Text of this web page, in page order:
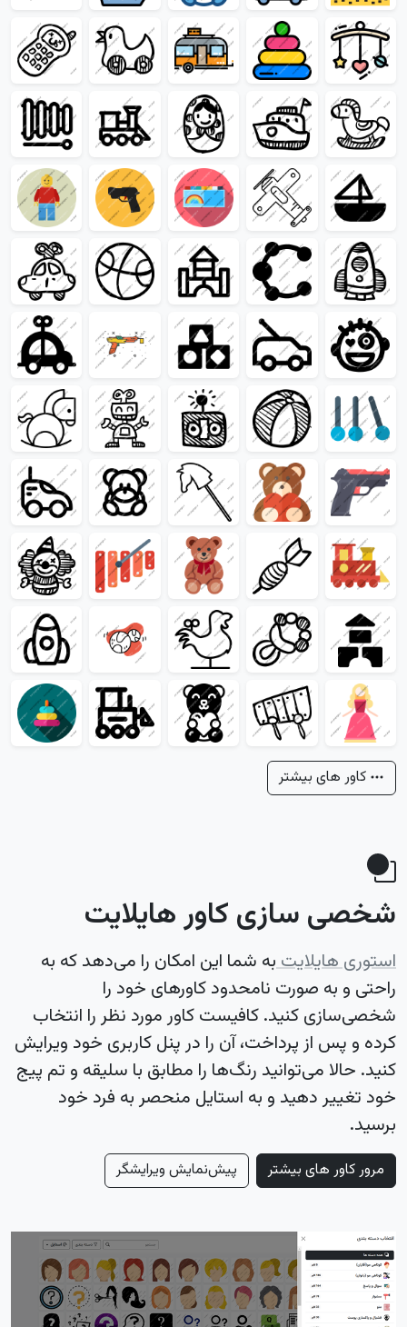
کاور های بیشتر
شخصی سازی کاور هایلایت
استوری هایلایتبه شما این امکان را می‌دهد که به
راحتی و به صورت نامحدود کاورهای خود را
شخصی‌سازی کنید. کافیست کاور مورد نظر را انتخاب
کرده و پس از پرداخت، آن را در پنل کاربری خود ویرایش
کنید. حالا می‌توانید رنگ‌ها را مطابق با سلیقه و تم پیج
خود تغییر دهید و به استایل منحصر به فرد خود
برسید.
مرور کاور های بیشتر پیش‌نمایش ویرایشگر